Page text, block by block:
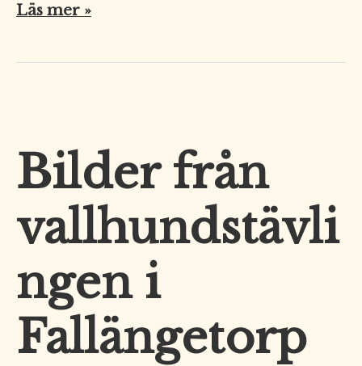
Läs mer »
Bilder från
vallhundstävli
ngen i
Fallängetorp
Bilder
från
vallhundstävlingen
i
Fallängetorp